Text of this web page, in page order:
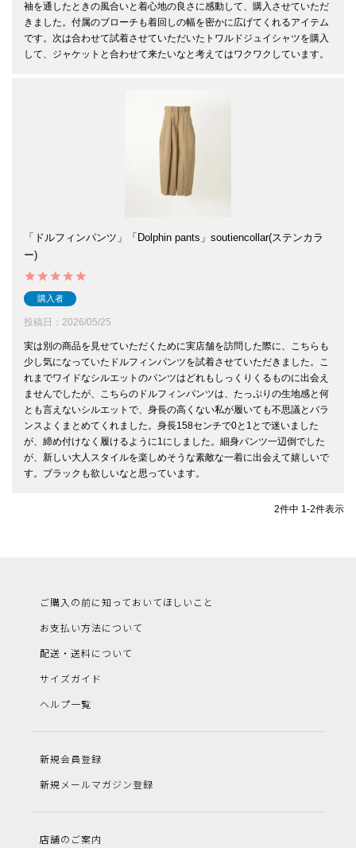
袖を通したときの風合いと着心地の良さに感動して、購入させていただ
きました。付属のブローチも着回しの幅を密かに広げてくれるアイテム
です。次は合わせて試着させていただいたトワルドジュイシャツを購入
「ドルフィンパンツ」「Dolphin pants」soutiencollar(ステンカラ
ー)
購入者
投稿日 2026/05/25
実は別の商品を見せていただくために実店舗を訪問した際に、こちらも
少し気になっていたドルフィンパンツを試着させていただきました。こ
れまでワイドなシルエットのパンツはどれもしっくりくるものに出会え
ませんでしたが、こちらのドルフィンパンツは、たっぷりの生地感と何
とも言えないシルエットで、身長の高くない私が履いても不思議とバラ
ンスよくまとめてくれました。身長158センチで0と1とで迷いました
が、締め付けなく履けるように1にしました。細身パンツ一辺倒でした
が、新しい大人スタイルを楽しめそうな素敵な一着に出会えて嬉しいで
す。ブラックも欲しいなと思っています。
2件中 1-2件表示
ご購入の前に知っておいてほしいこと
お支払い方法について
配送・送料について
サイズガイド
ヘルプ一覧
新規会員登録
新規メールマガジン登録
店舗のご案内